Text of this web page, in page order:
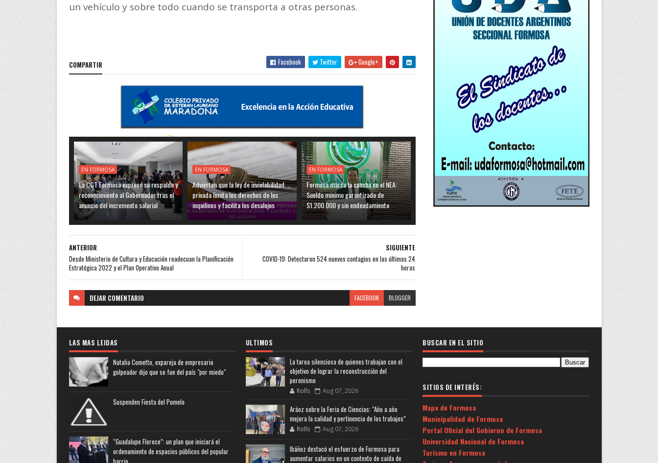
un vehículo y sobre todo cuando se transporta a otras personas.
COMPARTIR Facebook Twitter Google+
EN FORMOSA
La CGT Formosa expresó su respaldo y
reconocimiento al Gobernador tras el
anuncio del incremento salarial
EN FORMOSA
Advierten que la ley de inviolabilidad
privada limita los derechos de los
inquilinos y facilita los desalojos
EN FORMOSA
Formosa marca la cancha en el NEA:
Sueldo mínimo garantizado de
$1.200.000 y sin endeudamiento
SIGUIENTE
COVID-19: Detectaron 524 nuevos contagios en las últimas 24
horas
ANTERIOR
Desde Ministerio de Cultura y Educación readecuan la Planificación
Estratégica 2022 y el Plan Operativo Anual
DEJAR COMENTARIO FACEBOOK BLOGGER
LAS MAS LEIDAS
Natalia Cometto, expareja de empresario
golpeador dijo que se fue del país "por miedo"
Suspenden Fiesta del Pomelo
“Guadalupe Florece”: un plan que iniciará el
ordenamiento de espacios públicos del popular
barrio
ULTIMOS
La tarea silenciosa de quienes trabajan con el
objetivo de lograr la reconstrucción del
peronismo
Rolls Aug 07, 2026
Aráoz sobre la Feria de Ciencias: “Año a año
mejora la calidad y pertinencia de los trabajos”
Rolls Aug 07, 2026
Ibáñez destacó el esfuerzo de Formosa para
aumentar salarios en un contexto de caída de
BUSCAR EN EL SITIO
SITIOS DE INTERÉS:
Mapa de Formosa
Municipalidad de Formosa
Portal Oficial del Gobierno de Formosa
Universidad Nacional de Formosa
Turismo en Formosa